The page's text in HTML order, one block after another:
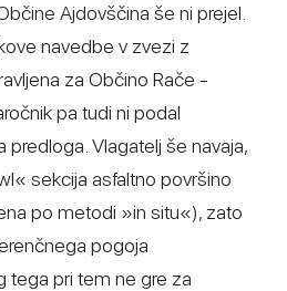
Ajdovščina še ni prejel.
navedbe v zvezi z
za Občino Rače -
pa tudi ni podal
Vlagatelj še navaja,
sekcija asfaltno površino
po metodi »in situ«), zato
pogoja
tega pri tem ne gre za